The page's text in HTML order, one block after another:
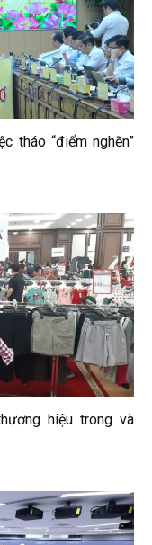
tháo “điểm nghẽn”
hiệu trong và